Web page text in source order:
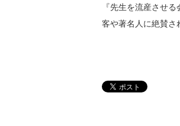
『先生を流産させ
客や著名人に絶賛さ